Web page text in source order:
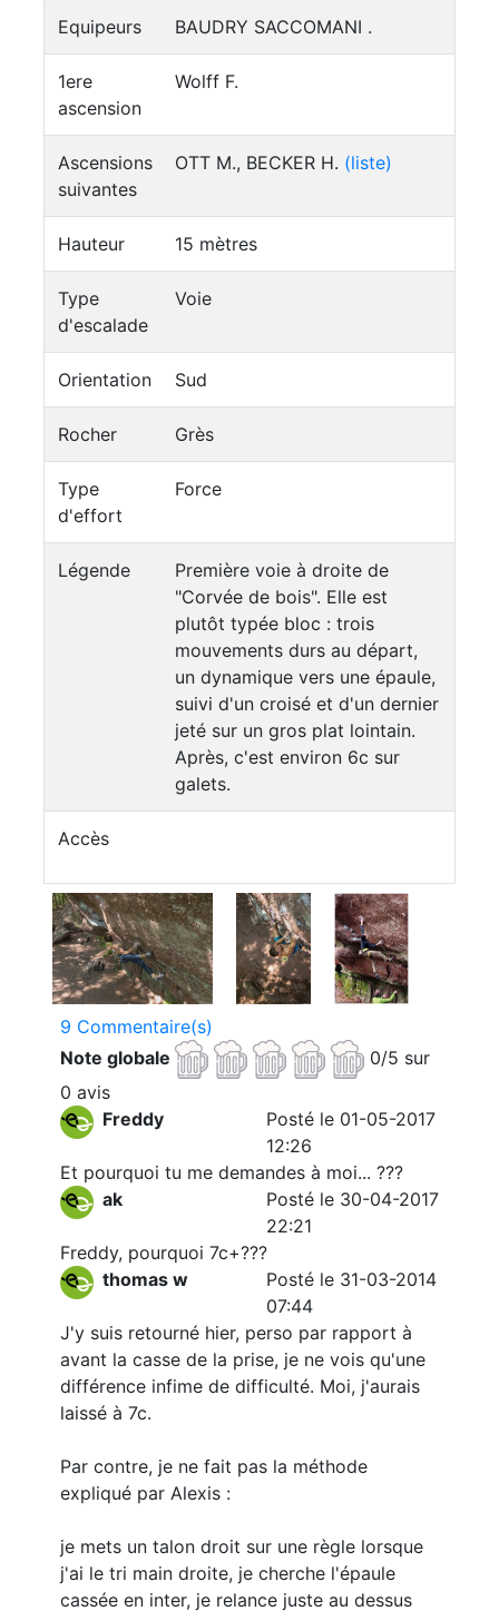
Equipeurs BAUDRY SACCOMANI .
1ere
ascension
Wolff F.
Ascensions
suivantes
OTT M., BECKER H. (liste)
Hauteur 15 mètres
Type
d'escalade
Voie
Orientation Sud
Rocher Grès
Type
d'effort
Force
Légende
Première voie à droite de
"Corvée de bois". Elle est
plutôt typée bloc : trois
mouvements durs au départ,
un dynamique vers une épaule,
suivi d'un croisé et d'un dernier
jeté sur un gros plat lointain.
Après, c'est environ 6c sur
galets.
Accès
9 Commentaire(s)
Note globale
0/5 sur
0 avis
Freddy
Posté le 01-05-2017
12:26
Et pourquoi tu me demandes à moi... ???
ak
Posté le 30-04-2017
22:21
Freddy, pourquoi 7c+???
thomas w
Posté le 31-03-2014
07:44
J'y suis retourné hier, perso par rapport à
avant la casse de la prise, je ne vois qu'une
différence infime de difficulté. Moi, j'aurais
laissé à 7c.
Par contre, je ne fait pas la méthode
expliqué par Alexis :
je mets un talon droit sur une règle lorsque
j'ai le tri main droite, je cherche l'épaule
cassée en inter, je relance juste au dessus